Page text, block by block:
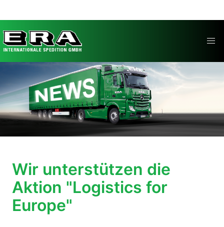
zum
Inhalt
Wir unterstützen die
Aktion "Logistics for
Europe"